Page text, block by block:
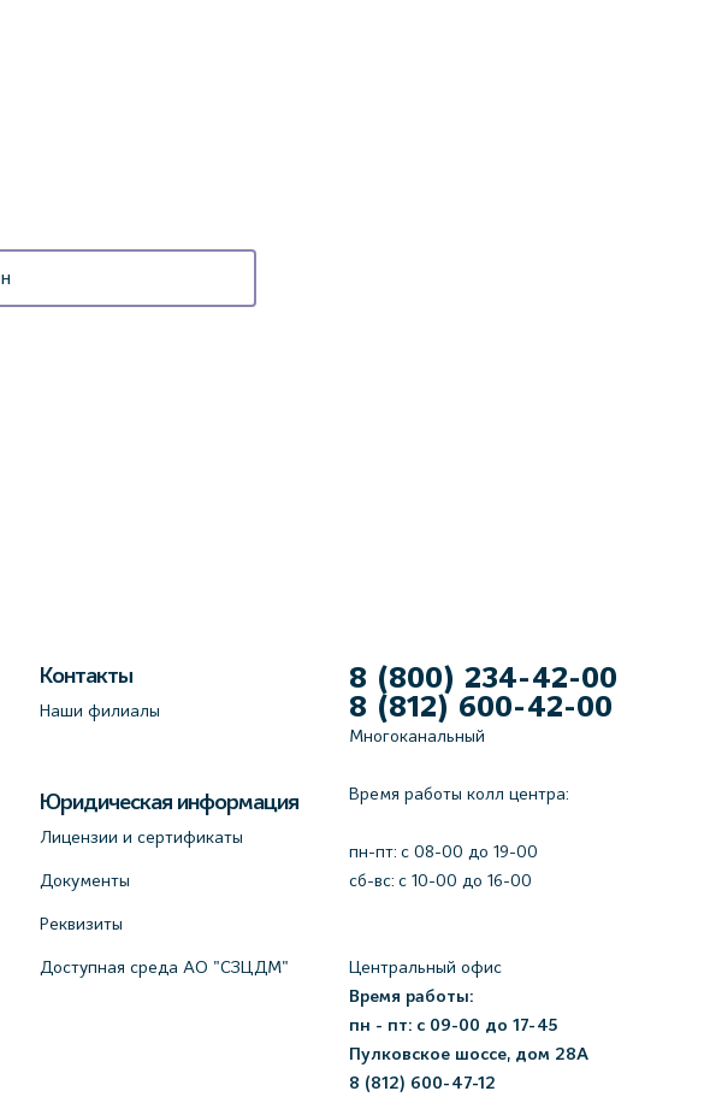
Контакты
Наши филиалы
Юридическая информация
Лицензии и сертификаты
Документы
Реквизиты
Доступная среда АО "СЗЦДМ"
8 (800) 234-42-00
8 (812) 600-42-00
Многоканальный
Время работы колл центра:
пн-пт: c 08-00 до 19-00
сб-вс: с 10-00 до 16-00
Центральный офис
Время работы:
пн - пт: с 09-00 до 17-45
Пулковское шоссе, дом 28А
8 (812) 600-47-12